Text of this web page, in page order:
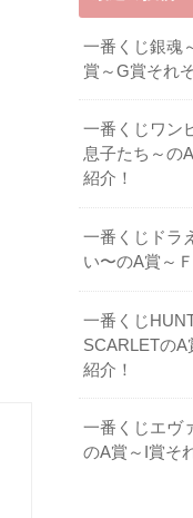
一番くじ銀魂
賞～G賞それ
一番くじワン
息子たち～の
紹介！
⼀番くじドラ
い〜のA賞～
一番くじ
SCARLETの
紹介！
一番くじエヴ
のA賞～I賞そ